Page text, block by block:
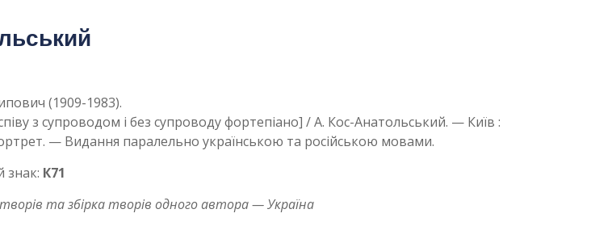
(1909-1983).
з супроводом і без супроводу фортепіано] / А. Кос-Анатольський. — Київ :
— Видання паралельно українською та російською мовами.
К71
та збірка творів одного автора — Україна